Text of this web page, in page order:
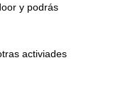
y podrás
activiades